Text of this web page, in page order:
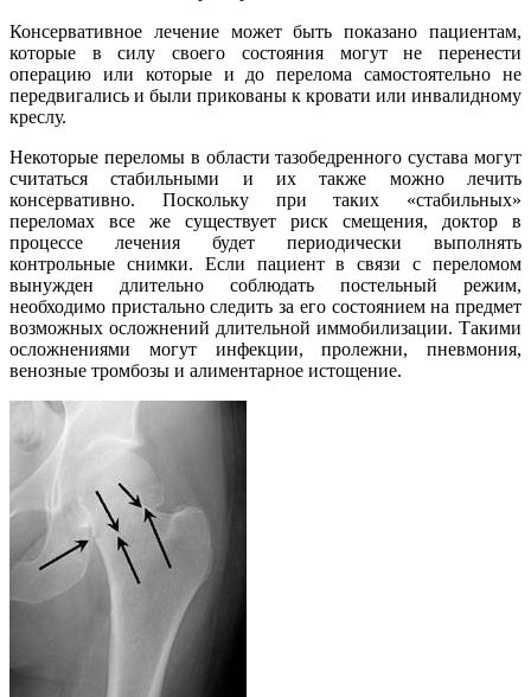
Консервативное лечение может быть показано пациентам,
которые в силу своего состояния могут не перенести
операцию или которые и до перелома самостоятельно не
передвигались и были прикованы к кровати или инвалидному
креслу.
Некоторые переломы в области тазобедренного сустава могут
считаться стабильными и их также можно лечить
консервативно. Поскольку при таких «стабильных»
переломах все же существует риск смещения, доктор в
процессе лечения будет периодически выполнять
контрольные снимки. Если пациент в связи с переломом
вынужден длительно соблюдать постельный режим,
необходимо пристально следить за его состоянием на предмет
возможных осложнений длительной иммобилизации. Такими
осложнениями могут инфекции, пролежни, пневмония,
венозные тромбозы и алиментарное истощение.